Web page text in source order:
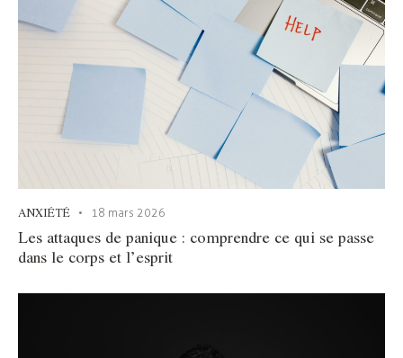
ANXIÉTÉ 18 mars 2026
Les attaques de panique : comprendre ce qui se passe
dans le corps et l’esprit